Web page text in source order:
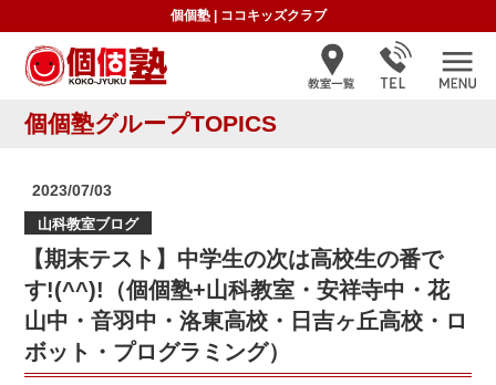
個個塾| ココキッズクラブ
個個塾グループTOPICS
投
日:
2023/07/03
山科教室ブログ
【期末テスト】中学生の次は高校生の番で
す!(^^)!（個個塾+山科教室・安祥寺中・花
山中・音羽中・洛東高校・日吉ヶ丘高校・ロ
ボット・プログラミング）